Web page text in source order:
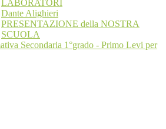
LABORATORI
Dante Alighieri
PRESENTAZIONE della NOSTRA
SCUOLA
Secondaria 1°grado - Primo Levi per